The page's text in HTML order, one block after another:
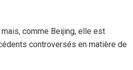
comme Beijing, elle est
controversés en matière de